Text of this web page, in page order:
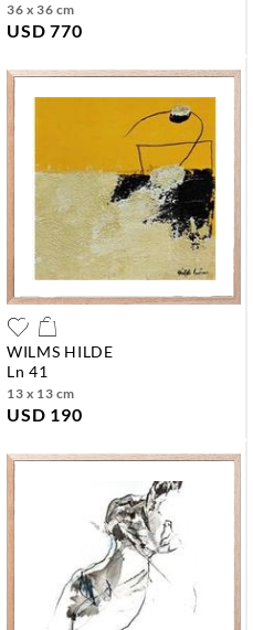
36 x 36 cm
USD 770
WILMS HILDE
ln 41
13 x 13 cm
USD 190